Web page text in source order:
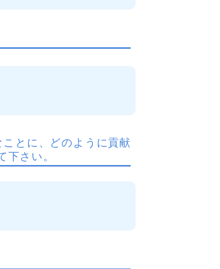
とに、どのように貢献
さい。